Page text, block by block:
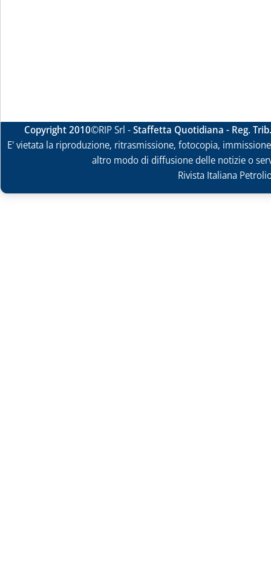
Copyright 2010©RIP Srl -Staffetta Quotidiana - Reg.
E' vietata la riproduzione, ritrasmissione, fotocopia,
altro modo di diffusione delle notizie o
Rivista Italiana